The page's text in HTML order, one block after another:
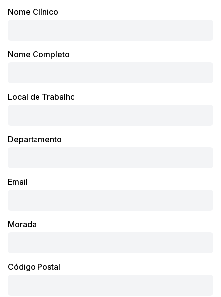
Nome Clínico
Nome Completo
Local de Trabalho
Departamento
Email
Morada
Código Postal